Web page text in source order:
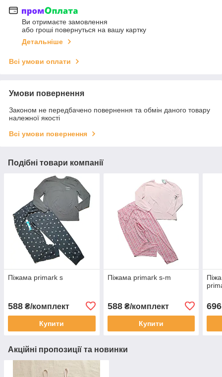
Ви отримаєте замовлення
або гроші повернуться на вашу картку
Детальніше
Всі умови оплати
Умови повернення
Законом не передбачено повернення та обмін даного товару
належної якості
Всі умови повернення
Подібні товари компанії
Піжама primark s
588 ₴/комплект
Купити
Піжама primark s-m
588₴/комплект
Купити
696
Акційні пропозиції та новинки